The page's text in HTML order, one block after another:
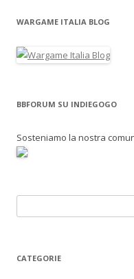
WARGAME ITALIA BLOG
BBFORUM SU INDIEGOGO
Sosteniamo la nostra
i
e
CATEGORIE